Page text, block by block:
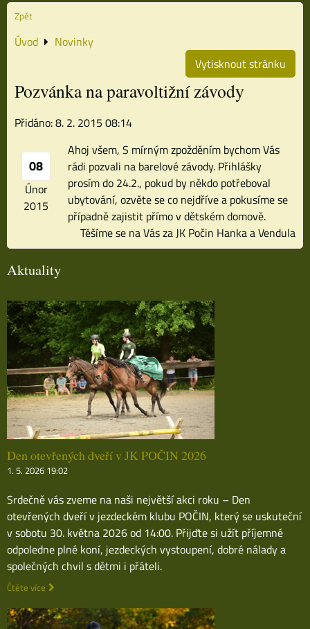
Zpět
Úvod
Novinky
Vytisknout stránku
Pozvánka na paravoltižní závody
Přidáno: 8. 2. 2015 08:14
08
Únor
2015
Ahoj všem, S mírným zpožděním bychom Vás
rádi pozvali na barelové závody. Přihlášky
prosím do 24.2., pokud by někdo potřeboval
ubytování, ozvěte se co nejdříve a pokusíme se
případně zajistit přímo v dětském domově.
Těšíme se na Vás za JK Počin Hanka a Vendula
Aktuality
Den otevřených dveří v JK POČIN 2026
1. 5. 2026 19:02
Srdečně vás zveme na naši největší akci roku – Den
otevřených dveří v jezdeckém klubu POČIN, který se uskuteční
v sobotu 30. května 2026 od 14:00. Přijďte si užít příjemné
odpoledne plné koní, jezdeckých vystoupení, dobré nálady a
společných chvil s dětmi i přáteli.
Čtěte více